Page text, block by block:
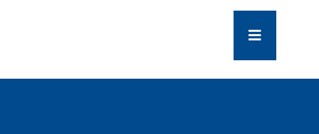
Navegación
de
palanca
COMPANY